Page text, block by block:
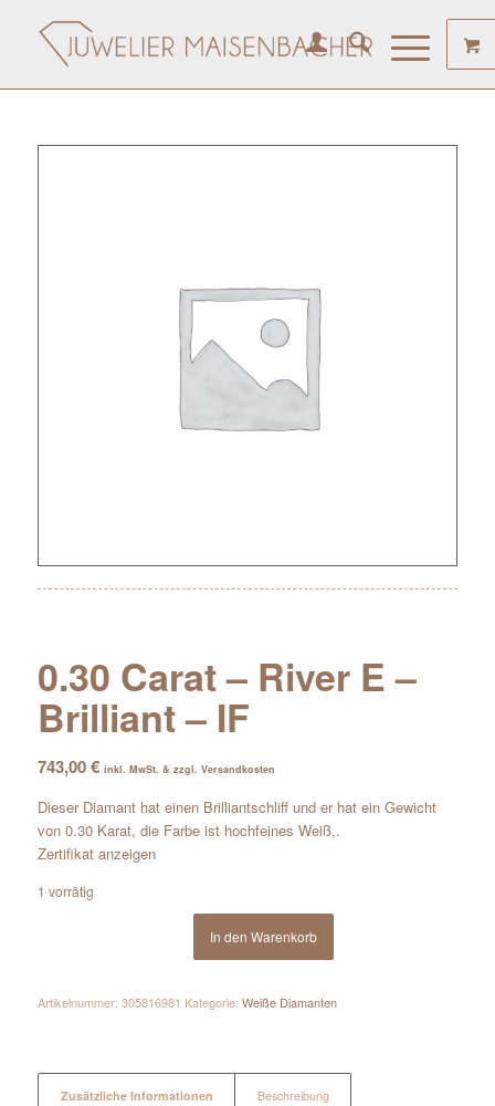
0.30 Carat – River E –
Brilliant – IF
743,00€ inkl. MwSt. & zzgl. Versandkosten
Dieser Diamant hat einen Brilliantschliff und er hat ein Gewicht
von 0.30 Karat, die Farbe ist hochfeines Weiß,.
Zertifikat anzeigen
1 vorrätig
In den Warenkorb
Artikelnummer: 305816981 Kategorie: Weiße Diamanten
Zusätzliche Informationen Beschreibung